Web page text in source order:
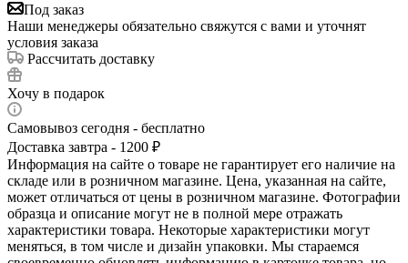
Под заказ
Наши менеджеры обязательно свяжутся с вами и уточнят
условия заказа
Рассчитать доставку
Хочу в подарок
Самовывоз сегодня - бесплатно
Доставка завтра - 1200 ₽
Информация на сайте о товаре не гарантирует его наличие на
складе или в розничном магазине. Цена, указанная на сайте,
может отличаться от цены в розничном магазине. Фотографии
образца и описание могут не в полной мере отражать
характеристики товара. Некоторые характеристики могут
меняться, в том числе и дизайн упаковки. Мы стараемся